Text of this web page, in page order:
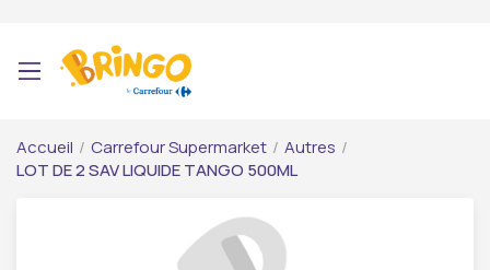
Accueil / Carrefour Supermarket / Autres /
LOT DE 2 SAV LIQUIDE TANGO 500ML